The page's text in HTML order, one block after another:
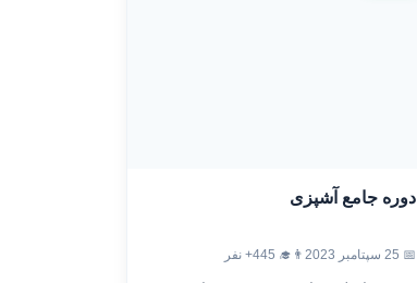
دوره جامع آشپزی
📅 25 سپتامبر 2023 👨‍🎓 445+ نفر